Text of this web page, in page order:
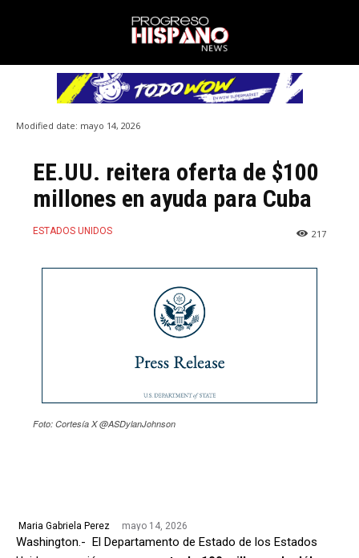
Modified date: mayo 14, 2026
EE.UU. reitera oferta de $100
millones en ayuda para Cuba
ESTADOS UNIDOS 217
Foto: Cortesía X @ASDylanJohnson
Maria Gabriela Perez mayo 14, 2026
Washington.- El Departamento de Estado de los Estados